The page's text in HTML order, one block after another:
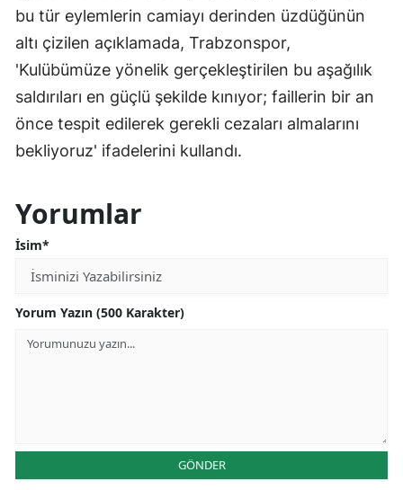
bu tür eylemlerin camiayı derinden üzdüğünün
altı çizilen açıklamada, Trabzonspor,
'Kulübümüze yönelik gerçekleştirilen bu aşağılık
saldırıları en güçlü şekilde kınıyor; faillerin bir an
önce tespit edilerek gerekli cezaları almalarını
bekliyoruz' ifadelerini kullandı.
Yorumlar
İsim*
Yorum Yazın (500 Karakter)
GÖNDER